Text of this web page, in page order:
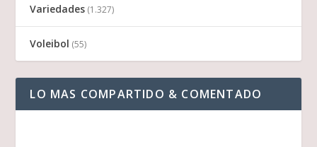
Variedades (1.327)
Voleibol (55)
LO MAS COMPARTIDO & COMENTADO